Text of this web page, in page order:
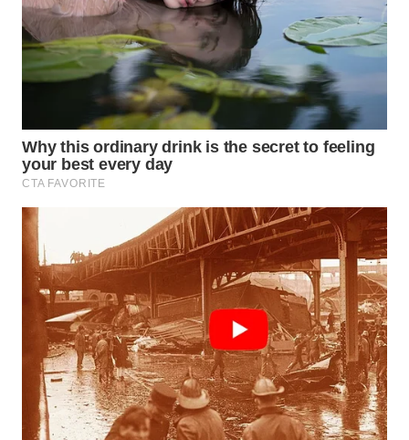
DAIRI
WN
DANAU
WN
NIAS
LANGKAT
WN
TAPANULI
SELATAN
WN
TANJUNG
LESUNG